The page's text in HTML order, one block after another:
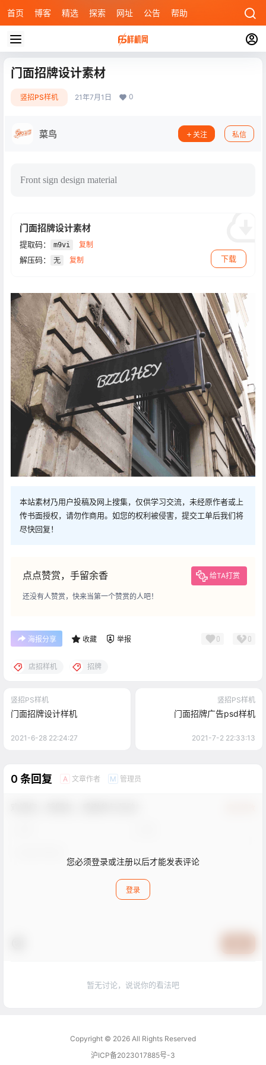
首页 博客 精选 探索 网址 公告 帮助
门面招牌设计素材
竖招PS样机 21年7月1日 0
菜鸟 关注 私信
Front sign design material
门面招牌设计素材
提取码： m9vi 复制
解压码： 无 复制 下载
本站素材乃用户投稿及网上搜集，仅供学习交流，未经原作者或上
传书面授权，请勿作商用。如您的权利被侵害，提交工单后我们将
尽快回复！
点点赞赏，手留余香 给TA打赏
还没有人赞赏，快来当第一个赞赏的人吧！
海报分享 收藏 举报 0 0
店招样机 招牌
竖招PS样机
门面招牌设计样机
2021-6-28 22:24:27
竖招PS样机
门面招牌广告psd样机
2021-7-2 22:33:13
0 条回复 A 文章作者 M 管理员
您必须登录或注册以后才能发表评论
登录
暂无讨论，说说你的看法吧
Copyright © 2026 All Rights Reserved
沪ICP备2023017885号-3